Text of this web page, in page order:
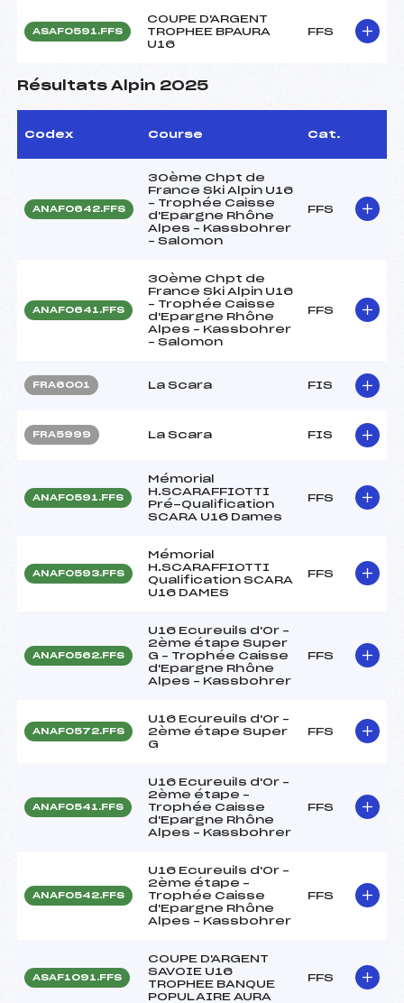
ASAF0591.FFS
COUPE D'ARGENT
TROPHEE BPAURA
U16
FFS
Résultats Alpin 2025
Codex Course Cat.
ANAF0642.FFS
30ème Chpt de
France Ski Alpin U16
– Trophée Caisse
d'Epargne Rhône
Alpes – Kassbohrer
– Salomon
FFS
ANAF0641.FFS
30ème Chpt de
France Ski Alpin U16
– Trophée Caisse
d'Epargne Rhône
Alpes – Kassbohrer
– Salomon
FFS
FRA6001 La Scara FIS
FRA5999 La Scara FIS
ANAF0591.FFS
Mémorial
H.SCARAFFIOTTI
Pré-Qualification
SCARA U16 Dames
FFS
ANAF0593.FFS
Mémorial
H.SCARAFFIOTTI
Qualification SCARA
U16 DAMES
FFS
ANAF0562.FFS
U16 Ecureuils d'Or –
2ème étape Super
G – Trophée Caisse
d'Epargne Rhône
Alpes – Kassbohrer
FFS
ANAF0572.FFS
U16 Ecureuils d'Or –
2ème étape Super
G
FFS
ANAF0541.FFS
U16 Ecureuils d'Or –
2ème étape –
Trophée Caisse
d'Epargne Rhône
Alpes – Kassbohrer
FFS
ANAF0542.FFS
U16 Ecureuils d'Or –
2ème étape –
Trophée Caisse
d'Epargne Rhône
Alpes – Kassbohrer
FFS
ASAF1091.FFS
COUPE D'ARGENT
SAVOIE U16
TROPHEE BANQUE
POPULAIRE AURA
FFS